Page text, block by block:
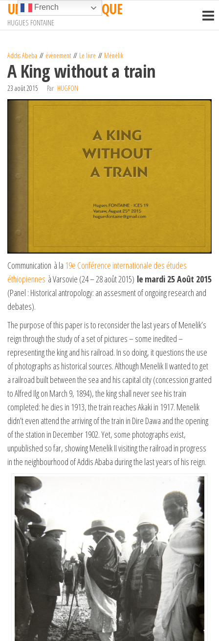
Passer
contenu
UN TRAIN EN AFRIQUE
HUGUES FONTAINE
Addis Abeba évènement Le livre Ménélik
A King without a train
23 août 2015 Par HUGFON
Communication à la 19e Conférence internationale des études
éthiopiennes à Varsovie (24 – 28 août 2015) le mardi 25 Août 2015
(Panel : Historical antropology: an assesment of ongoing research and
debates).
The purpose of this paper is to reconsider the last years of Menelik’s
reign through the study of a set of pictures – some inedited –
representing the king and his railroad. In so doing, it questions the use
of photographs as historical sources. Although Menelik II wanted to get
a railroad built between the sea and his capital city (concession granted
to Alfred Ilg on March 9, 1894), the king shall never see his train
completed: he dies in 1913, the train reaches Akaki in 1917. Menelik
didn’t even attend the arriving of the train in Dire Dawa and the opening
of the station in December 1902. Yet, some photographs exist,
unpublished so far, showing Menelik II visiting the railroad in progress
in the neighbourhood of Addis Ababa during the last years of his reign.
French